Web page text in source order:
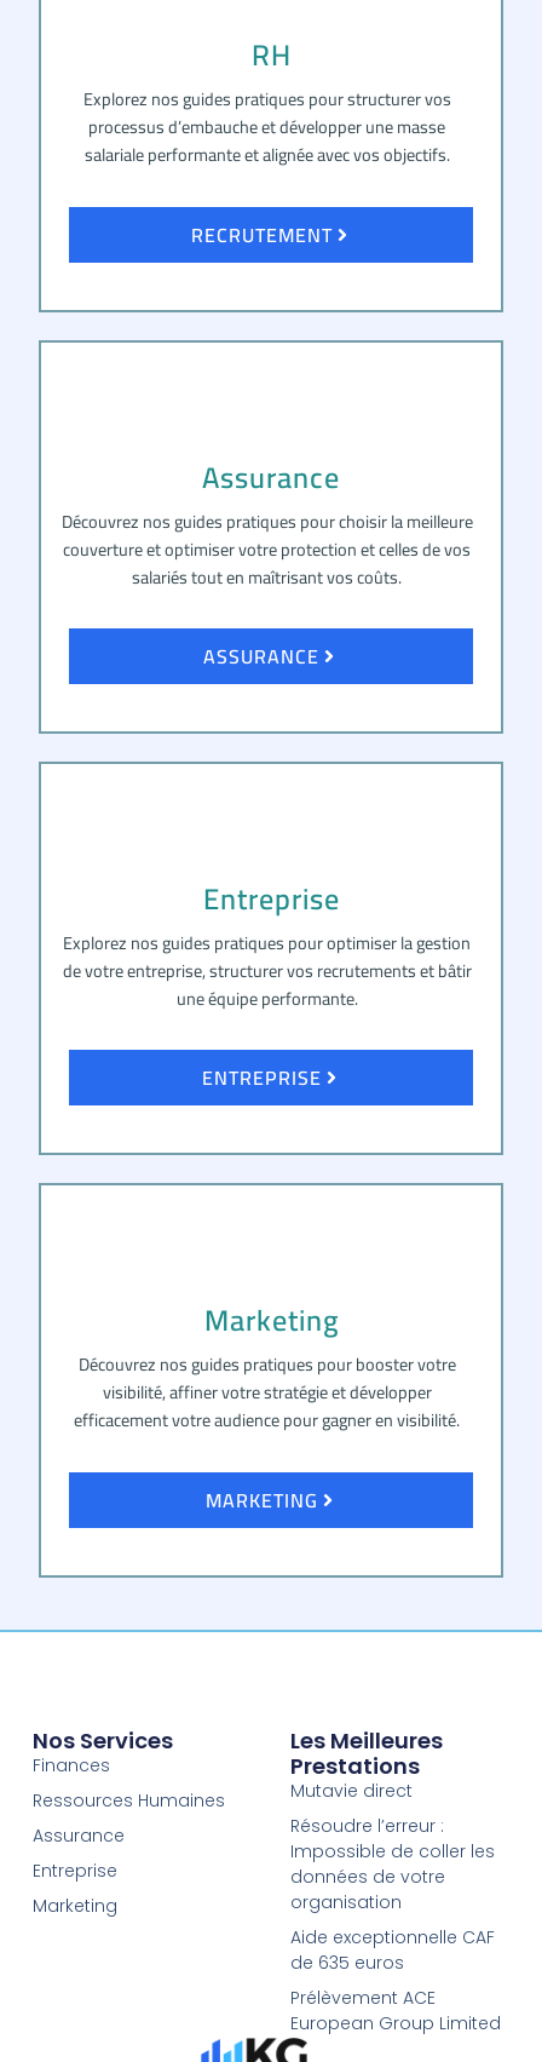
RH
Explorez nos guides pratiques pour structurer vos
processus d’embauche et développer une masse
salariale performante et alignée avec vos objectifs.
RECRUTEMENT
Assurance
Découvrez nos guides pratiques pour choisir la meilleure
couverture et optimiser votre protection et celles de vos
salariés tout en maîtrisant vos coûts.
ASSURANCE
Entreprise
Explorez nos guides pratiques pour optimiser la gestion
de votre entreprise, structurer vos recrutements et bâtir
une équipe performante.
ENTREPRISE
Marketing
Découvrez nos guides pratiques pour booster votre
visibilité, affiner votre stratégie et développer
efficacement votre audience pour gagner en visibilité.
MARKETING
Nos Services
Finances
Ressources Humaines
Assurance
Entreprise
Marketing
Les Meilleures
Prestations
Mutavie direct
Résoudre l’erreur :
Impossible de coller les
données de votre
organisation
Aide exceptionnelle CAF
de 635 euros
Prélèvement ACE
European Group Limited